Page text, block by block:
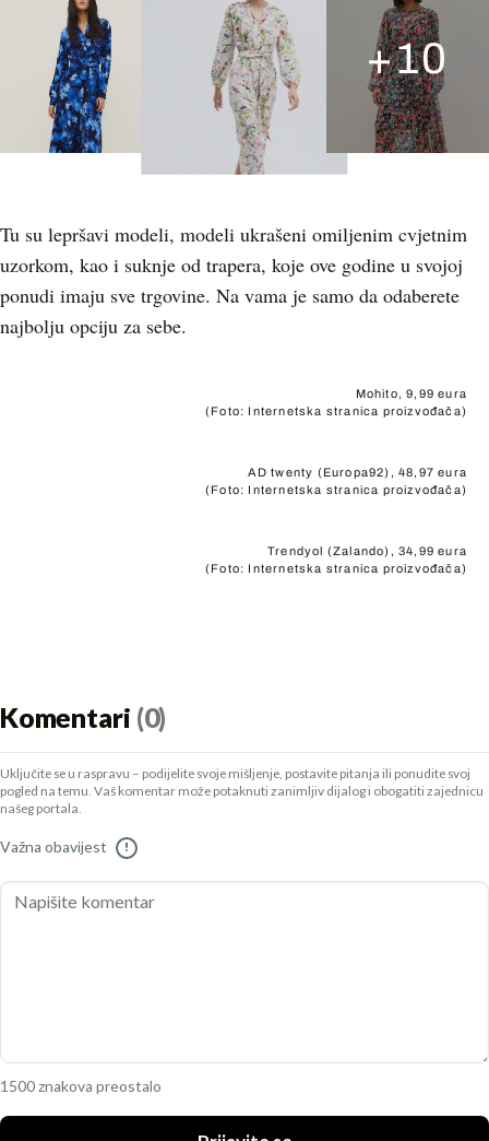
+10
Tu su lepršavi modeli, modeli ukrašeni omiljenim cvjetnim
uzorkom, kao i suknje od trapera, koje ove godine u svojoj
ponudi imaju sve trgovine. Na vama je samo da odaberete
najbolju opciju za sebe.
Mohito, 9,99 eura
(Foto: Internetska stranica proizvođača)
AD twenty (Europa92), 48,97 eura
(Foto: Internetska stranica proizvođača)
Trendyol (Zalando), 34,99 eura
(Foto: Internetska stranica proizvođača)
Komentari (0)
Uključite se u raspravu – podijelite svoje mišljenje, postavite pitanja ili ponudite svoj
pogled na temu. Vaš komentar može potaknuti zanimljiv dijalog i obogatiti zajednicu
našeg portala.
Važna obavijest !
1500 znakova preostalo